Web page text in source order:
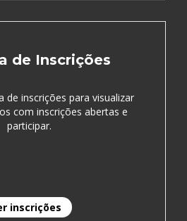
de Inscrições
de inscrições para visualizar
com inscrições abertas e
participar.
inscrições